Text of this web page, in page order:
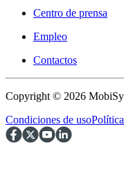
Centro de prensa
Empleo
Contactos
Copyright © 2026
Condiciones de uso